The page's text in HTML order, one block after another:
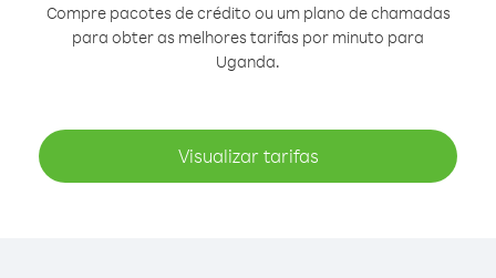
Compre pacotes de crédito ou um plano de chamadas
para obter as melhores tarifas por minuto para
Uganda.
Visualizar tarifas